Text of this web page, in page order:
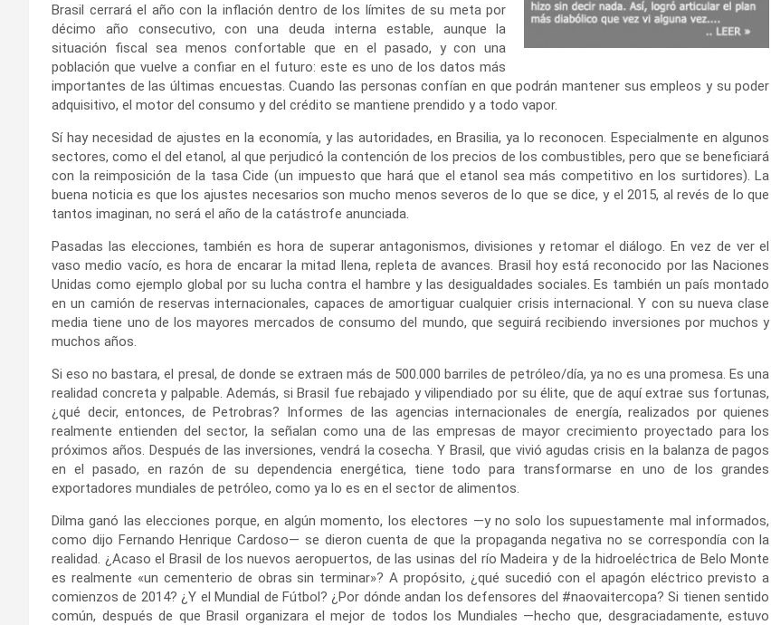
Brasil cerrará el año con la inflación dentro de los límites de su meta por
décimo año consecutivo, con una deuda interna estable, aunque la
situación fiscal sea menos confortable que en el pasado, y con una
población que vuelve a confiar en el futuro: este es uno de los datos más
importantes de las últimas encuestas. Cuando las personas confían en que podrán mantener sus empleos y su poder
adquisitivo, el motor del consumo y del crédito se mantiene prendido y a todo vapor.
Sí hay necesidad de ajustes en la economía, y las autoridades, en Brasilia, ya lo reconocen. Especialmente en algunos
sectores, como el del etanol, al que perjudicó la contención de los precios de los combustibles, pero que se beneficiará
con la reimposición de la tasa Cide (un impuesto que hará que el etanol sea más competitivo en los surtidores). La
buena noticia es que los ajustes necesarios son mucho menos severos de lo que se dice, y el 2015, al revés de lo que
tantos imaginan, no será el año de la catástrofe anunciada.
Pasadas las elecciones, también es hora de superar antagonismos, divisiones y retomar el diálogo. En vez de ver el
vaso medio vacío, es hora de encarar la mitad llena, repleta de avances. Brasil hoy está reconocido por las Naciones
Unidas como ejemplo global por su lucha contra el hambre y las desigualdades sociales. Es también un país montado
en un camión de reservas internacionales, capaces de amortiguar cualquier crisis internacional. Y con su nueva clase
media tiene uno de los mayores mercados de consumo del mundo, que seguirá recibiendo inversiones por muchos y
muchos años.
Si eso no bastara, el presal, de donde se extraen más de 500.000 barriles de petróleo/día, ya no es una promesa. Es una
realidad concreta y palpable. Además, si Brasil fue rebajado y vilipendiado por su élite, que de aquí extrae sus fortunas,
¿qué decir, entonces, de Petrobras? Informes de las agencias internacionales de energía, realizados por quienes
realmente entienden del sector, la señalan como una de las empresas de mayor crecimiento proyectado para los
próximos años. Después de las inversiones, vendrá la cosecha. Y Brasil, que vivió agudas crisis en la balanza de pagos
en el pasado, en razón de su dependencia energética, tiene todo para transformarse en uno de los grandes
exportadores mundiales de petróleo, como ya lo es en el sector de alimentos.
Dilma ganó las elecciones porque, en algún momento, los electores —y no solo los supuestamente mal informados,
como dijo Fernando Henrique Cardoso— se dieron cuenta de que la propaganda negativa no se correspondía con la
realidad. ¿Acaso el Brasil de los nuevos aeropuertos, de las usinas del río Madeira y de la hidroeléctrica de Belo Monte
es realmente «un cementerio de obras sin terminar»? A propósito, ¿qué sucedió con el apagón eléctrico previsto a
comienzos de 2014? ¿Y el Mundial de Fútbol? ¿Por dónde andan los defensores del #naovaitercopa? Si tienen sentido
común, después de que Brasil organizara el mejor de todos los Mundiales —hecho que, desgraciadamente, estuvo